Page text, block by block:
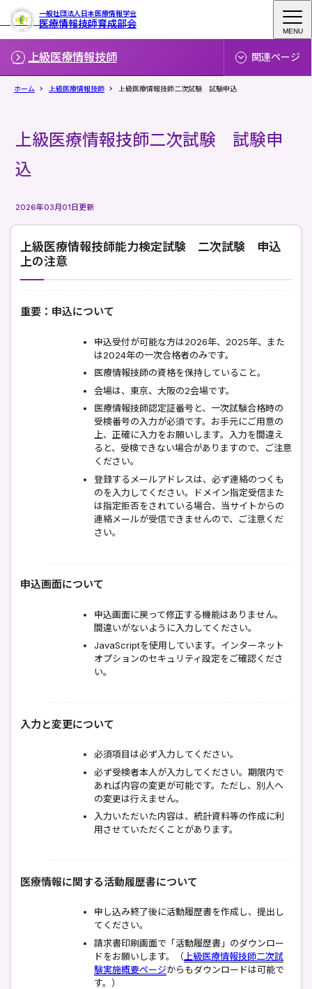
一般社団法人日本医療情報学会
医療情報技師育成部会
上級医療情報技師 関連ページ
ホーム 上級医療情報技師 上級医療情報技師二次試験 試験申込
上級医療情報技師二次試験 試験申
込
2026年03月01日更新
上級医療情報技師能力検定試験 二次試験 申込
上の注意
重要：申込について
申込受付が可能な方は2026年、2025年、また
は2024年の一次合格者のみです。
医療情報技師の資格を保持していること。
会場は、東京、大阪の2会場です。
医療情報技師認定証番号と、一次試験合格時の
受検番号の入力が必須です。お手元にご用意の
上、正確に入力をお願いします。入力を間違え
ると、受検できない場合がありますので、ご注意
ください。
登録するメールアドレスは、必ず連絡のつくも
のを入力してください。ドメイン指定受信また
は指定拒否をされている場合、当サイトからの
連絡メールが受信できませんので、ご注意くだ
さい。
申込画面について
申込画面に戻って修正する機能はありません。
間違いがないように入力してください。
JavaScriptを使用しています。インターネット
オプションのセキュリティ設定をご確認くださ
い。
入力と変更について
必須項目は必ず入力してください。
必ず受検者本人が入力してください。期限内で
あれば内容の変更が可能です。ただし、別人へ
の変更は行えません。
入力いただいた内容は、統計資料等の作成に利
用させていただくことがあります。
医療情報に関する活動履歴書について
申し込み終了後に活動履歴書を作成し、提出し
てください。
請求書印刷画面で「活動履歴書」のダウンロー
ドをお願いします。（ 上級医療情報技師二次試
験実施概要ページからもダウンロードは可能で
す。）
MENU